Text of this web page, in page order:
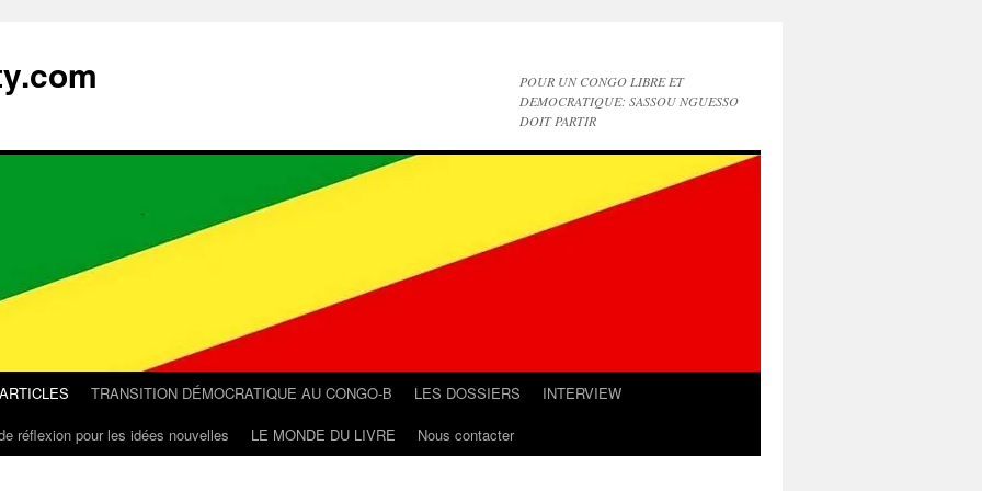
POUR UN CONGO LIBRE ET
DEMOCRATIQUE: SASSOU NGUESSO
DOIT PARTIR
TRANSITION DÉMOCRATIQUE AU CONGO-B LES DOSSIERS
INTERVIEW
réflexion pour les idées nouvelles LE MONDE DU LIVRE Nous contacter